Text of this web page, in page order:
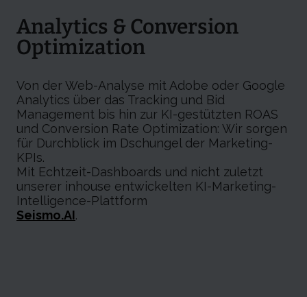
Analytics & Conversion
Optimization
Von der Web-Analyse mit Adobe oder Google
Analytics über das Tracking und Bid
Management bis hin zur KI-gestützten ROAS
und Conversion Rate Optimization: Wir sorgen
für Durchblick im Dschungel der Marketing-
KPIs.
Mit Echtzeit-Dashboards und nicht zuletzt
unserer inhouse entwickelten KI-Marketing-
Intelligence-Plattform
Seismo.AI.